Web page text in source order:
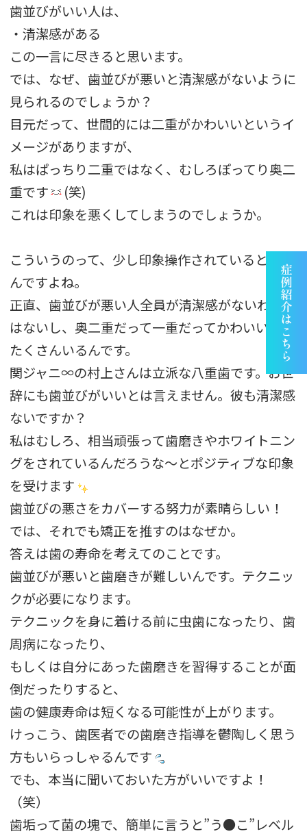
歯並びがいい人は、
・清潔感がある
この一言に尽きると思います。
では、なぜ、歯並びが悪いと清潔感がないように
見られるのでしょうか？
目元だって、世間的には二重がかわいいというイ
メージがありますが、
私はぱっちり二重ではなく、むしろぽってり奥二
重です
(笑)
これは印象を悪くしてしまうのでしょうか。
こういうのって、少し印象操作されていると思う
んですよね。
正直、歯並びが悪い人全員が清潔感がないわけで
はないし、奥二重だって一重だってかわいい人は
たくさんいるんです。
関ジャニ∞の村上さんは立派な八重歯です。お世
辞にも歯並びがいいとは言えません。彼も清潔感
ないですか？
私はむしろ、相当頑張って歯磨きやホワイトニン
グをされているんだろうな～とポジティブな印象
を受けます
歯並びの悪さをカバーする努力が素晴らしい！
では、それでも矯正を推すのはなぜか。
答えは歯の寿命を考えてのことです。
歯並びが悪いと歯磨きが難しいんです。テクニッ
クが必要になります。
テクニックを身に着ける前に虫歯になったり、歯
周病になったり、
もしくは自分にあった歯磨きを習得することが面
倒だったりすると、
歯の健康寿命は短くなる可能性が上がります。
けっこう、歯医者での歯磨き指導を鬱陶しく思う
方もいらっしゃるんです
でも、本当に聞いておいた方がいいですよ！
（笑）
歯垢って菌の塊で、簡単に言うと”う●こ”レベル